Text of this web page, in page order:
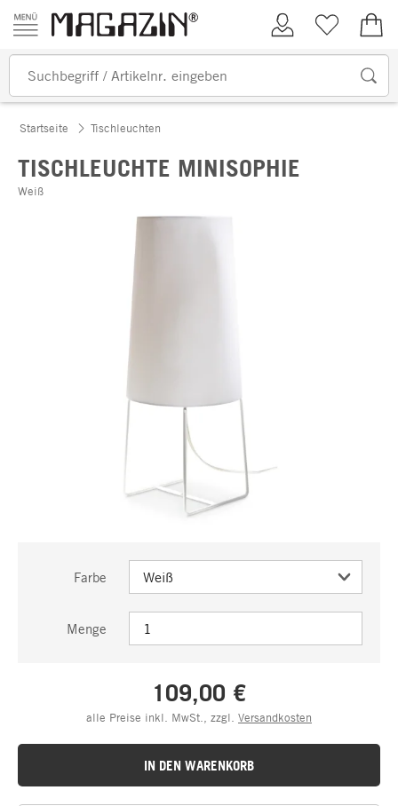
Zum Inhalt springen
Kundenkonto
Merkliste
Startseite Tischleuchten
TISCHLEUCHTE MINISOPHIE
Weiß
Farbe
Menge
109,00 €
alle Preise inkl. MwSt., zzgl. Versandkosten
IN DEN WARENKORB